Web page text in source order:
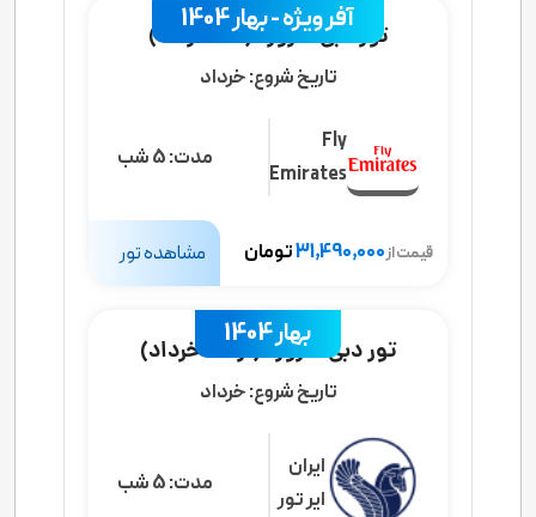
آفر ویژه - بهار 1404
تور دبی 6 روزه (24 خرداد)
تاریخ شروع:خرداد
Fly
Emirates
مدت:5 شب
قیمت از31,490,000تومان مشاهده تور
بهار 1404
تور دبی 6 روزه (از 20 خرداد)
تاریخ شروع:خرداد
ایران
ایر تور
مدت:5 شب